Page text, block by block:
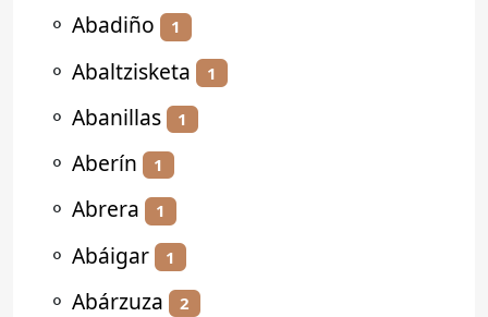
⚬ Abadiño 1
⚬ Abaltzisketa 1
⚬ Abanillas 1
⚬ Aberín 1
⚬ Abrera 1
⚬ Abáigar 1
⚬ Abárzuza 2